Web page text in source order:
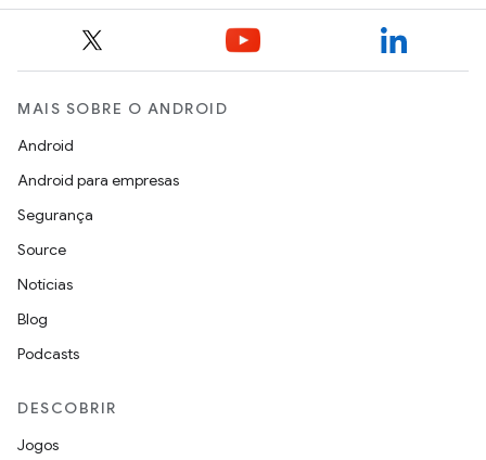
MAIS SOBRE O ANDROID
Android
Android para empresas
Segurança
Source
Notícias
Blog
Podcasts
DESCOBRIR
Jogos